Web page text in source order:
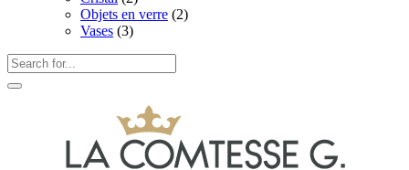
Objets en verre (2)
Vases (3)